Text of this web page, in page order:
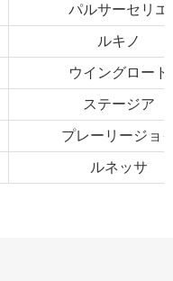
パルサーセリエ
ルキノ
ウイングロード
ステージア
プレーリージョ
ルネッサ